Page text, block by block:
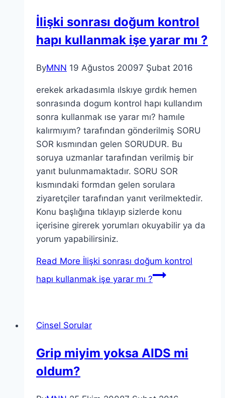
İlişki sonrası doğum kontrol
hapı kullanmak işe yarar mı ?
ByMNN 19 Ağustos 20097 Şubat 2016
erekek arkadasımla ılskıye gırdık hemen
sonrasında dogum kontrol hapı kullandım
sonra kullanmak ıse yarar mı? hamıle
kalırmıyım? tarafından gönderilmiş SORU
SOR kısmından gelen SORUDUR. Bu
soruya uzmanlar tarafından verilmiş bir
yanıt bulunmamaktadır. SORU SOR
kısmındaki formdan gelen sorulara
ziyaretçiler tarafından yanıt verilmektedir.
Konu başlığına tıklayıp sizlerde konu
içerisine girerek yorumları okuyabilir ya da
yorum yapabilirsiniz.
Read More İlişki sonrası doğum kontrol
hapı kullanmak işe yarar mı ?
Cinsel Sorular
Grip miyim yoksa AIDS mi
oldum?